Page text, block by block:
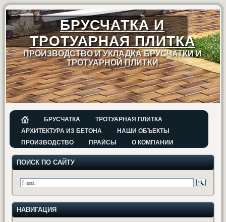
БРУСЧАТКА И
ТРОТУАРНАЯ ПЛИТКА
ПРОИЗВОДСТВО И УКЛАДКА БРУСЧАТКИ И
ТРОТУАРНОЙ ПЛИТКИ
БРУСЧАТКА
ТРОТУАРНАЯ ПЛИТКА
АРХИТЕКТУРА ИЗ БЕТОНА
НАШИ ОБЪЕКТЫ
ПРОИЗВОДСТВО
ПРАЙСЫ О КОМПАНИИ
ПОИСК ПО САЙТУ
НАВИГАЦИЯ